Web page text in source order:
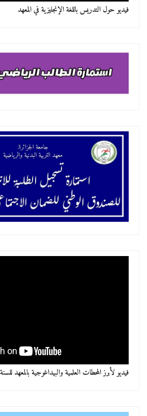
فيديو حول التدريس باللغة الإنجليزية في المعهد
فيديو لأبرز المحطات العلمية والبيداغوجية بالمعهد للسنة 2023-2024